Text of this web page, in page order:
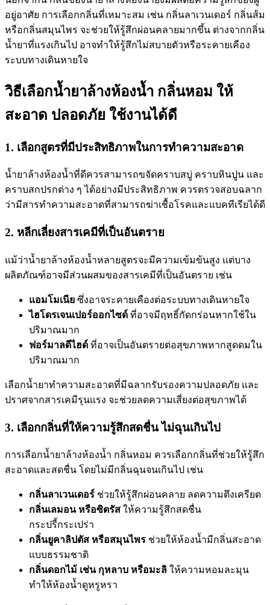
อยู่อาศัย การเลือกกลิ่นที่เหมาะสม เช่น กลิ่นลาเวนเดอร์ กลิ่นส้ม
หรือกลิ่นสมุนไพร จะช่วยให้รู้สึกผ่อนคลายมากขึ้น ต่างจากกลิ่น
น้ำยาที่แรงเกินไป อาจทำให้รู้สึกไม่สบายตัวหรือระคายเคือง
ระบบทางเดินหายใจ
วิธีเลือกน้ำยาล้างห้องน้ำ กลิ่นหอม ให้
สะอาด ปลอดภัย ใช้งานได้ดี
1. เลือกสูตรที่มีประสิทธิภาพในการทำความสะอาด
น้ำยาล้างห้องน้ำที่ดีควรสามารถขจัดคราบสบู่ คราบหินปูน และ
คราบสกปรกต่าง ๆ ได้อย่างมีประสิทธิภาพ ควรตรวจสอบฉลาก
ว่ามีสารทำความสะอาดที่สามารถฆ่าเชื้อโรคและแบคทีเรียได้ดี
2. หลีกเลี่ยงสารเคมีที่เป็นอันตราย
แม้ว่าน้ำยาล้างห้องน้ำหลายสูตรจะมีความเข้มข้นสูง แต่บาง
ผลิตภัณฑ์อาจมีส่วนผสมของสารเคมีที่เป็นอันตราย เช่น
แอมโมเนีย ซึ่งอาจระคายเคืองต่อระบบทางเดินหายใจ
ไฮโดรเจนเปอร์ออกไซด์ ที่อาจมีฤทธิ์กัดกร่อนหากใช้ใน
ปริมาณมาก
ฟอร์มาลดีไฮด์ ที่อาจเป็นอันตรายต่อสุขภาพหากสูดดมใน
ปริมาณมาก
เลือกน้ำยาทำความสะอาดที่มีฉลากรับรองความปลอดภัย และ
ปราศจากสารเคมีรุนแรง จะช่วยลดความเสี่ยงต่อสุขภาพได้
3. เลือกกลิ่นที่ให้ความรู้สึกสดชื่น ไม่ฉุนเกินไป
การเลือกน้ำยาล้างห้องน้ำ กลิ่นหอม ควรเลือกกลิ่นที่ช่วยให้รู้สึก
สะอาดและสดชื่น โดยไม่มีกลิ่นฉุนจนเกินไป เช่น
กลิ่นลาเวนเดอร์ ช่วยให้รู้สึกผ่อนคลาย ลดความตึงเครียด
กลิ่นเลมอน หรือซิตรัส ให้ความรู้สึกสดชื่น
กระปรี้กระเปร่า
กลิ่นยูคาลิปตัส หรือสมุนไพร ช่วยให้ห้องน้ำมีกลิ่นสะอาด
แบบธรรมชาติ
กลิ่นดอกไม้ เช่น กุหลาบ หรือมะลิ ให้ความหอมละมุน
ทำให้ห้องน้ำดูหรูหรา